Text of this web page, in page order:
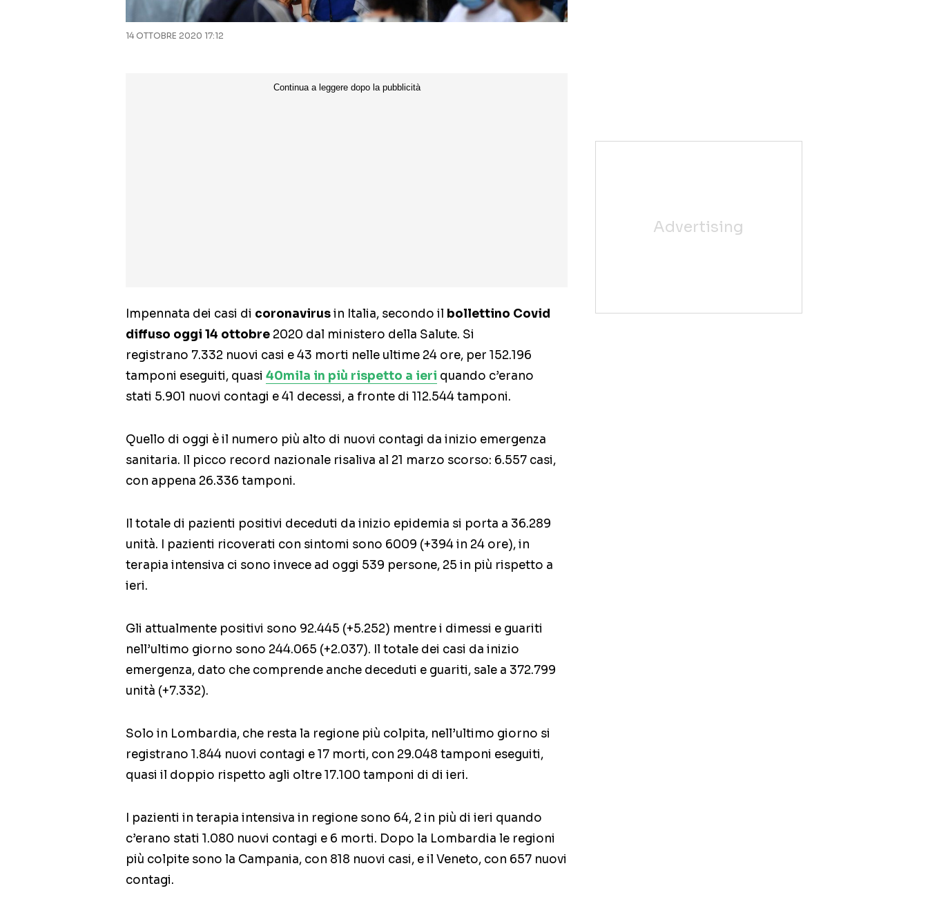
14 OTTOBRE 2020 17:12
Impennata dei casi di coronavirusin Italia, secondo il bollettino Covid
diffuso oggi 14 ottobre 2020 dal ministero della Salute. Si
registrano 7.332 nuovi casi e 43 morti nelle ultime 24 ore, per 152.196
tamponi eseguiti, quasi 40mila in più rispetto a ieri quando c’erano
stati 5.901 nuovi contagi e 41 decessi, a fronte di 112.544 tamponi.
Quello di oggi è il numero più alto di nuovi contagi da inizio emergenza
sanitaria. Il picco record nazionale risaliva al 21 marzo scorso: 6.557 casi,
con appena 26.336 tamponi.
Il totale di pazienti positivi deceduti da inizio epidemia si porta a 36.289
unità. I pazienti ricoverati con sintomi sono 6009 (+394 in 24 ore),in
terapia intensiva ci sono invece ad oggi 539 persone, 25 in più rispetto a
ieri.
Gli attualmente positivi sono 92.445 (+5.252) mentre i dimessi e guariti
nell’ultimo giorno sono 244.065 (+2.037). Il totale dei casi da inizio
emergenza, dato che comprende anche deceduti e guariti, sale a 372.799
unità (+7.332).
Solo in Lombardia, che resta la regione più colpita, nell’ultimo giorno si
registrano 1.844 nuovi contagi e 17 morti, con 29.048 tamponi eseguiti,
quasi il doppio rispetto agli oltre 17.100 tamponi di di ieri.
I pazienti in terapia intensiva in regione sono 64, 2 in più di ieri quando
c’erano stati 1.080 nuovi contagi e 6 morti. Dopo la Lombardia le regioni
più colpite sono la Campania, con 818 nuovi casi, e il Veneto, con 657 nuovi
contagi.